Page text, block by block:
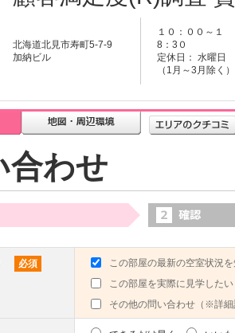
北海道北見市寿町5-7-9
加納ビル
１０：００～１
8：3０
定休日： 水曜日
（1月～3月除く）
合わせ
必須
この部屋の最新の空室状況
この部屋を実際に見学したい
その他の問い合わせ（※詳